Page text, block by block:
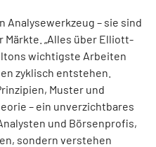
Analysewerkzeug – sie sind
Märkte. „Alles über Elliott-
wichtigste Arbeiten
zyklisch entstehen.
Muster und
– ein unverzichtbares
und Börsenprofis,
sondern verstehen